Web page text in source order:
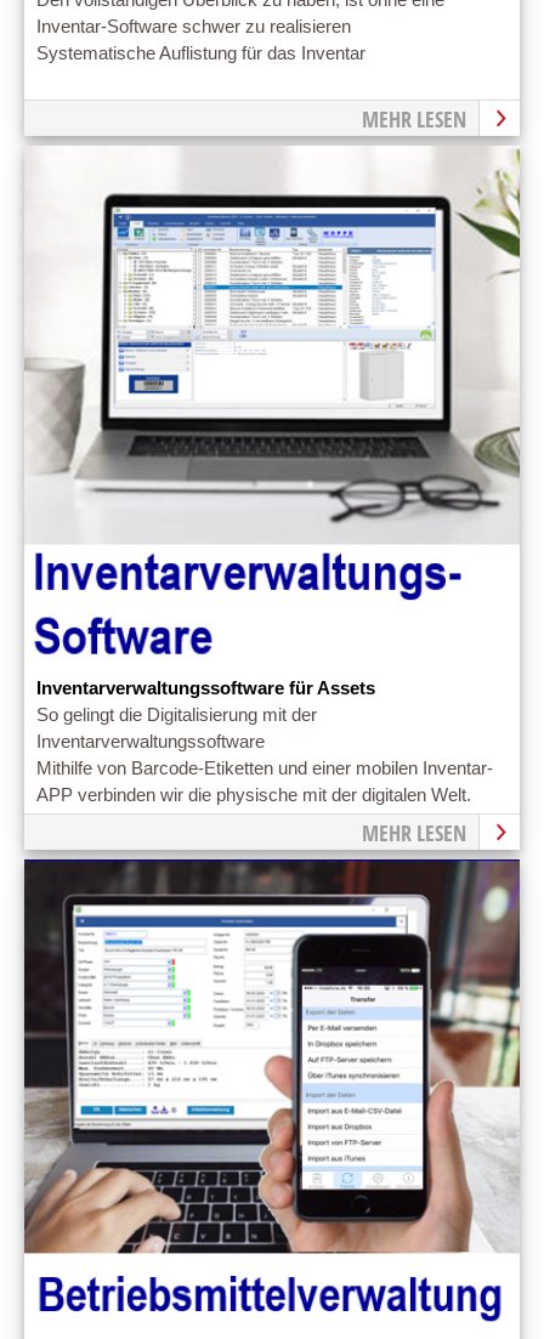
Inventar-Software schwer zu realisieren
Systematische Auflistung für das Inventar
MEHR LESEN
Inventarverwaltungssoftware für Assets
So gelingt die Digitalisierung mit der
Inventarverwaltungssoftware
Mithilfe von Barcode-Etiketten und einer mobilen Inventar-
APP verbinden wir die physische mit der digitalen Welt.
MEHR LESEN